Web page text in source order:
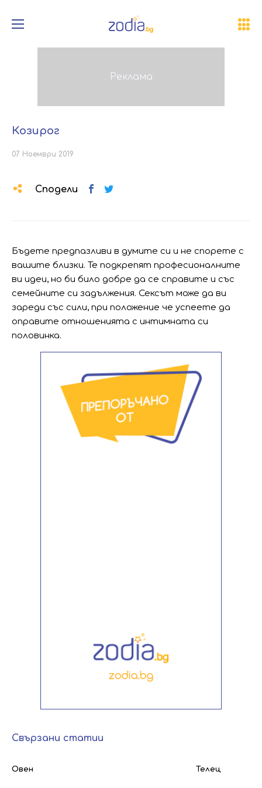
Козирог
07 Ноември 2019
Сподели
Бъдете предпазливи в думите си и не спорете с
вашите близки. Те подкрепят професионалните
ви идеи, но би било добре да се справите и със
семейните си задължения. Сексът може да ви
зареди със сили, при положение че успеете да
оправите отношенията с интимната си
половинка.
Свързани статии
Овен Телец